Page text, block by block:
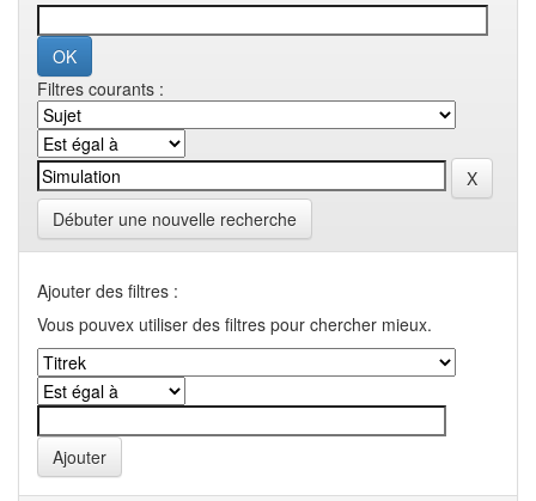
Filtres courants :
Débuter une nouvelle recherche
Ajouter des filtres :
Vous pouvex utiliser des filtres pour chercher mieux.